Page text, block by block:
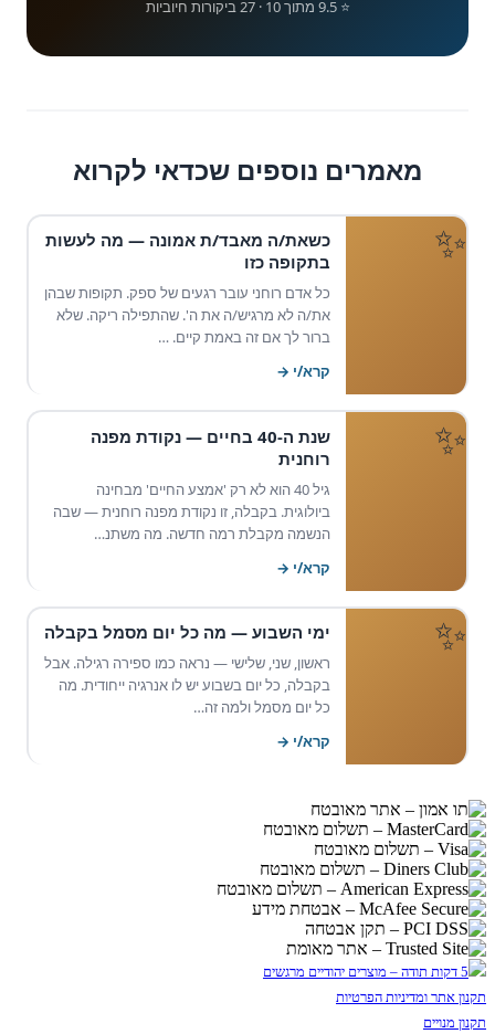
⭐ 9.5 מתוך 10 · 27 ביקורות חיוביות
מאמרים נוספים שכדאי לקרוא
כשאת/ה מאבד/ת אמונה — מה לעשות
בתקופה כזו
כל אדם רוחני עובר רגעים של ספק. תקופות שבהן
את/ה לא מרגיש/ה את ה'. שהתפילה ריקה. שלא
ברור לך אם זה באמת קיים. …
קרא/י →
שנת ה-40 בחיים — נקודת מפנה
רוחנית
גיל 40 הוא לא רק 'אמצע החיים' מבחינה
ביולוגית. בקבלה, זו נקודת מפנה רוחנית — שבה
הנשמה מקבלת רמה חדשה. מה משתנ…
קרא/י →
ימי השבוע — מה כל יום מסמל בקבלה
ראשון, שני, שלישי — נראה כמו ספירה רגילה. אבל
בקבלה, כל יום בשבוע יש לו אנרגיה ייחודית. מה
כל יום מסמל ולמה זה…
קרא/י →
תקנון אתר ומדיניות הפרטיות
תקנון מנויים